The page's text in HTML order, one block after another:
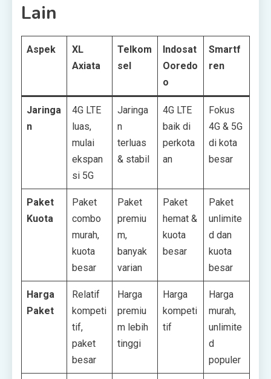
Lain
Aspek
XL
Axiata
Telkom
sel
Indosat
Ooredo
o
Smartf
ren
Jaringa
n
4G LTE
luas,
mulai
ekspan
si 5G
Jaringa
n
terluas
& stabil
4G LTE
baik di
perkota
an
Fokus
4G & 5G
di kota
besar
Paket
Kuota
Paket
combo
murah,
kuota
besar
Paket
premiu
m,
banyak
varian
Paket
hemat &
kuota
besar
Paket
unlimite
d dan
kuota
besar
Harga
Paket
Relatif
kompeti
tif,
paket
besar
Harga
premiu
m lebih
tinggi
Harga
kompeti
tif
Harga
murah,
unlimite
d
populer